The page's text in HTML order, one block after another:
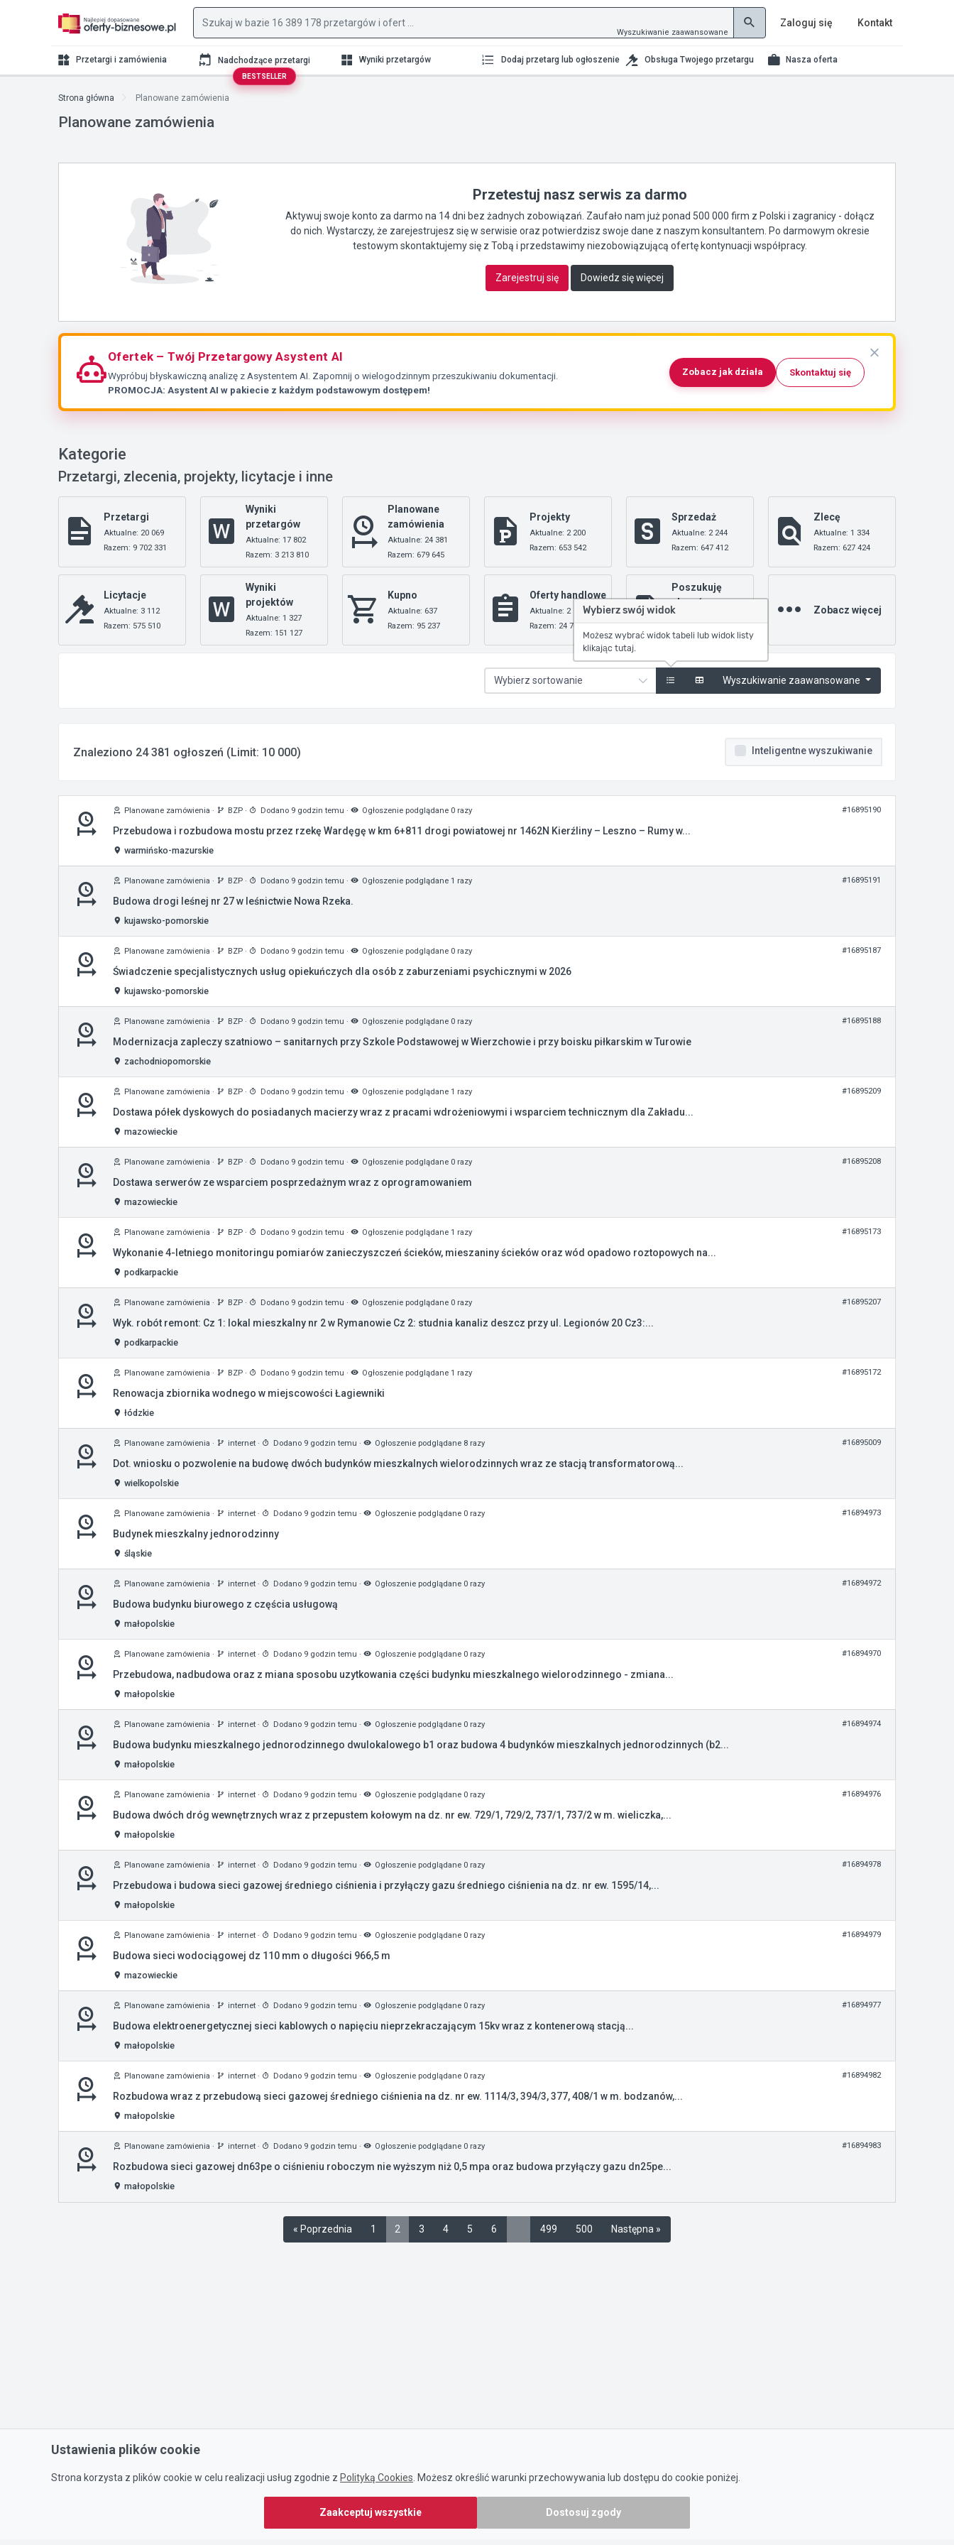
Wyszukiwanie zaawansowane
Zaloguj się Kontakt
Przetargi i zamówienia Nadchodzące przetargi
BESTSELLER
Wyniki przetargów Dodaj przetarg lub ogłoszenie Obsługa Twojego przetargu Nasza oferta
Strona główna Planowane zamówienia
Planowane zamówienia
Przetestuj nasz serwis za darmo
Aktywuj swoje konto za darmo na 14 dni bez żadnych zobowiązań. Zaufało nam już ponad 500 000 firm z Polski i zagranicy - dołącz
do nich. Wystarczy, że zarejestrujesz się w serwisie oraz potwierdzisz swoje dane z naszym konsultantem. Po darmowym okresie
testowym skontaktujemy się z Tobą i przedstawimy niezobowiązującą ofertę kontynuacji współpracy.
Zarejestruj się Dowiedz się więcej
Ofertek – Twój Przetargowy Asystent AI
Wypróbuj błyskawiczną analizę z Asystentem AI. Zapomnij o wielogodzinnym przeszukiwaniu dokumentacji.
PROMOCJA: Asystent AI w pakiecie z każdym podstawowym dostępem!
Zobacz jak działa Skontaktuj się
Kategorie
Przetargi, zlecenia, projekty, licytacje i inne
Przetargi
Aktualne: 20 069
Razem: 9 702 331
Wyniki
przetargów
Aktualne: 17 802
Razem: 3 213 810
Planowane
zamówienia
Aktualne: 24 381
Razem: 679 645
Projekty
Aktualne: 2 200
Razem: 653 542
Sprzedaż
Aktualne: 2 244
Razem: 647 412
Zlecę
Aktualne: 1 334
Razem: 627 424
Licytacje
Aktualne: 3 112
Razem: 575 510
Wyniki
projektów
Aktualne: 1 327
Razem: 151 127
Kupno
Aktualne: 637
Razem: 95 237
Oferty handlowe
Aktualne: 2
Razem: 24 709
Poszukuję
zleceń
Razem: 18 391
Zobacz więcej
Wyszukiwanie zaawansowane
Znaleziono 24 381 ogłoszeń (Limit: 10 000) Inteligentne wyszukiwanie
Planowane zamówienia · BZP · Dodano 9 godzin temu · Ogłoszenie podglądane 0 razy #16895190
Przebudowa i rozbudowa mostu przez rzekę Wardęgę w km 6+811 drogi powiatowej nr 1462N Kierźliny – Leszno – Rumy w...
warmińsko-mazurskie
Planowane zamówienia · BZP · Dodano 9 godzin temu · Ogłoszenie podglądane 1 razy #16895191
Budowa drogi leśnej nr 27 w leśnictwie Nowa Rzeka.
kujawsko-pomorskie
Planowane zamówienia · BZP · Dodano 9 godzin temu · Ogłoszenie podglądane 0 razy #16895187
Świadczenie specjalistycznych usług opiekuńczych dla osób z zaburzeniami psychicznymi w 2026
kujawsko-pomorskie
Planowane zamówienia · BZP · Dodano 9 godzin temu · Ogłoszenie podglądane 0 razy #16895188
Modernizacja zapleczy szatniowo – sanitarnych przy Szkole Podstawowej w Wierzchowie i przy boisku piłkarskim w Turowie
zachodniopomorskie
Planowane zamówienia · BZP · Dodano 9 godzin temu · Ogłoszenie podglądane 1 razy #16895209
Dostawa półek dyskowych do posiadanych macierzy wraz z pracami wdrożeniowymi i wsparciem technicznym dla Zakładu...
mazowieckie
Planowane zamówienia · BZP · Dodano 9 godzin temu · Ogłoszenie podglądane 0 razy #16895208
Dostawa serwerów ze wsparciem posprzedażnym wraz z oprogramowaniem
mazowieckie
Planowane zamówienia · BZP · Dodano 9 godzin temu · Ogłoszenie podglądane 1 razy #16895173
Wykonanie 4-letniego monitoringu pomiarów zanieczyszczeń ścieków, mieszaniny ścieków oraz wód opadowo roztopowych na...
podkarpackie
Planowane zamówienia · BZP · Dodano 9 godzin temu · Ogłoszenie podglądane 0 razy #16895207
Wyk. robót remont: Cz 1: lokal mieszkalny nr 2 w Rymanowie Cz 2: studnia kanaliz deszcz przy ul. Legionów 20 Cz3:...
podkarpackie
Planowane zamówienia · BZP · Dodano 9 godzin temu · Ogłoszenie podglądane 1 razy #16895172
Renowacja zbiornika wodnego w miejscowości Łagiewniki
łódzkie
Planowane zamówienia · internet · Dodano 9 godzin temu · Ogłoszenie podglądane 8 razy #16895009
Dot. wniosku o pozwolenie na budowę dwóch budynków mieszkalnych wielorodzinnych wraz ze stacją transformatorową...
wielkopolskie
Planowane zamówienia · internet · Dodano 9 godzin temu · Ogłoszenie podglądane 0 razy #16894973
Budynek mieszkalny jednorodzinny
śląskie
Planowane zamówienia · internet · Dodano 9 godzin temu · Ogłoszenie podglądane 0 razy #16894972
Budowa budynku biurowego z częścia usługową
małopolskie
Planowane zamówienia · internet · Dodano 9 godzin temu · Ogłoszenie podglądane 0 razy #16894970
Przebudowa, nadbudowa oraz z miana sposobu uzytkowania części budynku mieszkalnego wielorodzinnego - zmiana...
małopolskie
Planowane zamówienia · internet · Dodano 9 godzin temu · Ogłoszenie podglądane 0 razy #16894974
Budowa budynku mieszkalnego jednorodzinnego dwulokalowego b1 oraz budowa 4 budynków mieszkalnych jednorodzinnych (b2...
małopolskie
Planowane zamówienia · internet · Dodano 9 godzin temu · Ogłoszenie podglądane 0 razy #16894976
Budowa dwóch dróg wewnętrznych wraz z przepustem kołowym na dz. nr ew. 729/1, 729/2, 737/1, 737/2 w m. wieliczka,...
małopolskie
Planowane zamówienia · internet · Dodano 9 godzin temu · Ogłoszenie podglądane 0 razy #16894978
Przebudowa i budowa sieci gazowej średniego ciśnienia i przyłączy gazu średniego ciśnienia na dz. nr ew. 1595/14,...
małopolskie
Planowane zamówienia · internet · Dodano 9 godzin temu · Ogłoszenie podglądane 0 razy #16894979
Budowa sieci wodociągowej dz 110 mm o długości 966,5 m
mazowieckie
Planowane zamówienia · internet · Dodano 9 godzin temu · Ogłoszenie podglądane 0 razy #16894977
Budowa elektroenergetycznej sieci kablowych o napięciu nieprzekraczającym 15kv wraz z kontenerową stacją...
małopolskie
Planowane zamówienia · internet · Dodano 9 godzin temu · Ogłoszenie podglądane 0 razy #16894982
Rozbudowa wraz z przebudową sieci gazowej średniego ciśnienia na dz. nr ew. 1114/3, 394/3, 377, 408/1 w m. bodzanów,...
małopolskie
Planowane zamówienia · internet · Dodano 9 godzin temu · Ogłoszenie podglądane 0 razy #16894983
Rozbudowa sieci gazowej dn63pe o ciśnieniu roboczym nie wyższym niż 0,5 mpa oraz budowa przyłączy gazu dn25pe...
małopolskie
« Poprzednia 1 2 3 4 5 6 499 500 Następna »
Ustawienia plików cookie
Strona korzysta z plików cookie w celu realizacji usług zgodnie z Polityką Cookies . Możesz określić warunki przechowywania lub dostępu do cookie poniżej.
Zaakceptuj wszystkie Dostosuj zgody
Wybierz swój widok
Możesz wybrać widok tabeli lub widok listy
klikając tutaj.